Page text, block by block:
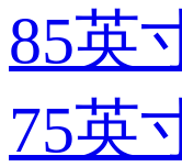
85英
75英